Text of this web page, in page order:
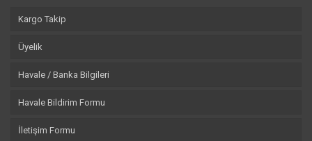
Kargo Takip
Üyelik
Havale / Banka Bilgileri
Havale Bildirim Formu
İletişim Formu